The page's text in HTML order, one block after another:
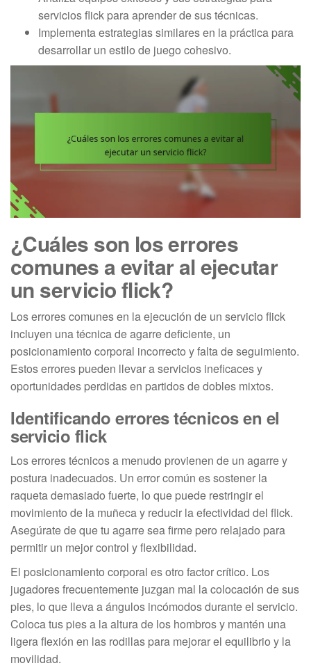
servicios flick para aprender de sus técnicas.
Implementa estrategias similares en la práctica para
desarrollar un estilo de juego cohesivo.
¿Cuáles son los errores
comunes a evitar al ejecutar
un servicio flick?
Los errores comunes en la ejecución de un servicio flick
incluyen una técnica de agarre deficiente, un
posicionamiento corporal incorrecto y falta de seguimiento.
Estos errores pueden llevar a servicios ineficaces y
oportunidades perdidas en partidos de dobles mixtos.
Identificando errores técnicos en el
servicio flick
Los errores técnicos a menudo provienen de un agarre y
postura inadecuados. Un error común es sostener la
raqueta demasiado fuerte, lo que puede restringir el
movimiento de la muñeca y reducir la efectividad del flick.
Asegúrate de que tu agarre sea firme pero relajado para
permitir un mejor control y flexibilidad.
El posicionamiento corporal es otro factor crítico. Los
jugadores frecuentemente juzgan mal la colocación de sus
pies, lo que lleva a ángulos incómodos durante el servicio.
Coloca tus pies a la altura de los hombros y mantén una
ligera flexión en las rodillas para mejorar el equilibrio y la
movilidad.